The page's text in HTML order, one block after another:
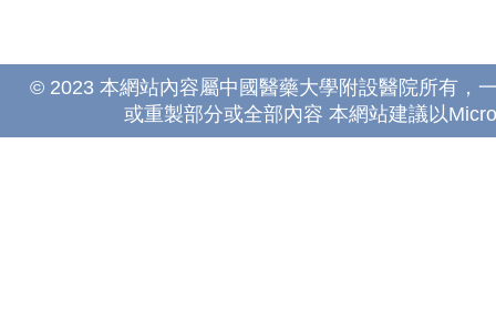
© 2023 本網站內容屬中國醫藥大學附設醫院所有，
或重製部分或全部內容 本網站建議以